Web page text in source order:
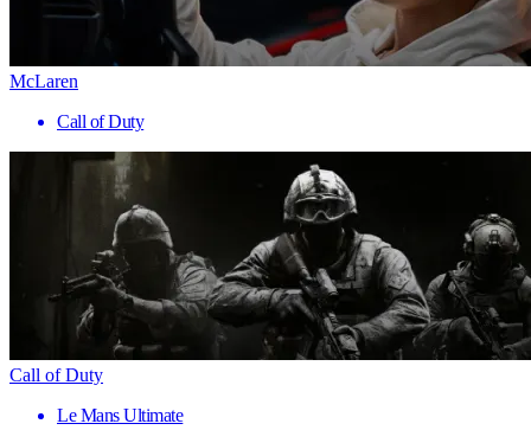
McLaren
Call of Duty
Call of Duty
Le Mans Ultimate